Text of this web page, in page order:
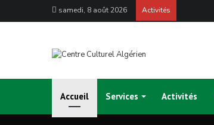
samedi, 8 août 2026 Activités
Accueil Services Activités